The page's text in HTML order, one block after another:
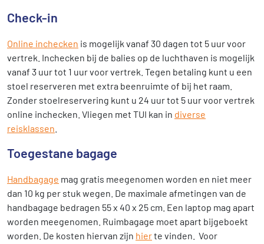
Check-in
Online inchecken is mogelijk vanaf 30 dagen tot 5 uur voor
vertrek. Inchecken bij de balies op de luchthaven is mogelijk
vanaf 3 uur tot 1 uur voor vertrek. Tegen betaling kunt u een
stoel reserveren met extra beenruimte of bij het raam.
Zonder stoelreservering kunt u 24 uur tot 5 uur voor vertrek
online inchecken. Vliegen met TUI kan in diverse
reisklassen
Toegestane bagage
Handbagage mag gratis meegenomen worden en niet meer
dan 10 kg per stuk wegen. De maximale afmetingen van de
handbagage bedragen 55 x 40 x 25 cm. Een laptop mag apart
worden meegenomen. Ruimbagage moet apart bijgeboekt
worden. De kosten hiervan zijn hierte vinden. Voor